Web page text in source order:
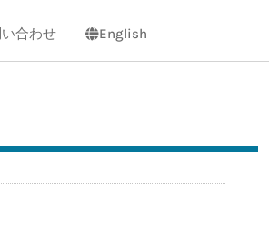
合わせ English